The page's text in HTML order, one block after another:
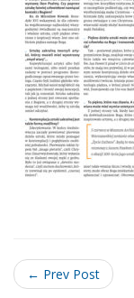
← Prev Post